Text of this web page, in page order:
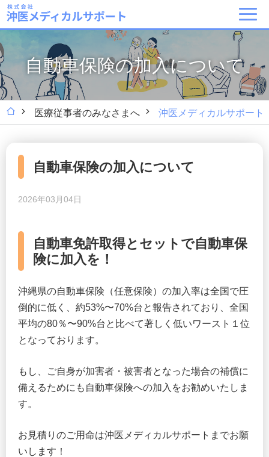
自動車保険の加入について
医療従事者のみなさまへ 沖医メディカルサポート
自動車保険の加入について
2026年03月04日
自動車免許取得とセットで自動車保
険に加入を！
沖縄県の自動車保険（任意保険）の加入率は全国で圧
倒的に低く、約53%〜70%台と報告されており、全国
平均の80％〜90%台と比べて著しく低いワースト１位
となっております。
もし、ご自身が加害者・被害者となった場合の補償に
備えるためにも自動車保険への加入をお勧めいたしま
す。
お見積りのご用命は沖医メディカルサポートまでお願
いします！